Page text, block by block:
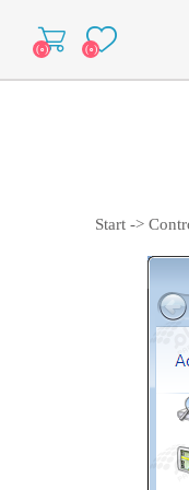
(۰) (۰)